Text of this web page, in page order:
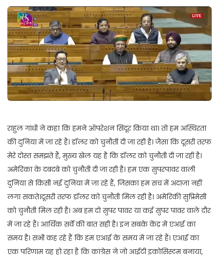
राहुल गांधी ने कहा कि हमने ऑपरेशन सिंदूर किया था। तो हम अस्थिरता
की दुनिया में जा रहे हैं। डॉलर को चुनौती दी जा रही है। जैसा कि दूसरी तरफ
मेरे दोस्त समझते हैं, मुख्य खेल यह है कि डॉलर को चुनौती दी जा रही है।
अमेरिका के दबदबे को चुनौती दी जा रही है। हम एक सुपरपावर वाली
दुनिया से किसी नई दुनिया में जा रहे हैं, जिसका हम सच में अंदाजा नहीं
लगा सकते।दूसरी तरफ डॉलर को चुनौती मिल रही है। अमेरिकी सुप्रिमेसी
को चुनौती मिल रही है। अब हम दो सुपर पावर या कई सुपर पावर वाले दौर
में जा रहे हैं। आर्थिक सर्वे की बात सही है। इन सबके केंद्र में एआई का
समय है। सभी कह रहे हैं कि हम एआई के समय में जा रहे हैं। एआई का
एक परिणाम यह हो रहा है कि कांग्रेस ने जो आईटी इकोसिस्टम बनाया,